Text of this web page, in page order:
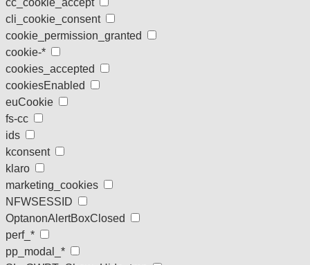
cc_cookie_accept
cli_cookie_consent
cookie_permission_granted
cookie-*
cookies_accepted
cookiesEnabled
euCookie
fs-cc
ids
kconsent
klaro
marketing_cookies
NFWSESSID
OptanonAlertBoxClosed
perf_*
pp_modal_*